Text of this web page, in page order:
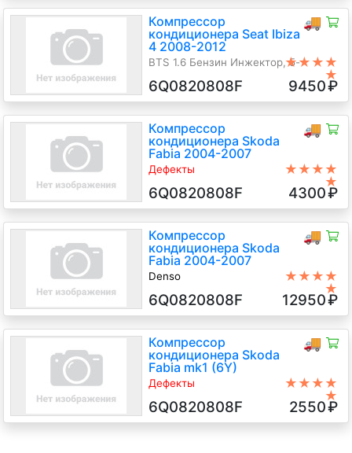
🚚
Компрессор
кондиционера Seat Ibiza
4 2008-2012
BTS 1.6 Бензин Инжектор, 5-
ст.мех., Хэтчбэк 5 дв., серый, 2009
г.в.
★★★★
★
6Q0820808F 9450₽
🚚
Компрессор
кондиционера Skoda
Fabia 2004-2007
Дефекты
AMF 1.4 Дизель TDI, 5-ст.мех.,
Универсал, синий, 2006 г.в.
★★★★
★
6Q0820808F 4300₽
🚚
Компрессор
кондиционера Skoda
Fabia 2004-2007
Denso
ст.мех., Универсал, серый, 2005 г.в.
★★★★
★
6Q0820808F 12950₽
🚚
Компрессор
кондиционера Skoda
Fabia mk1 (6Y)
Дефекты
1.4 i Бензин, 2004
★★★★
★
6Q0820808F 2550₽